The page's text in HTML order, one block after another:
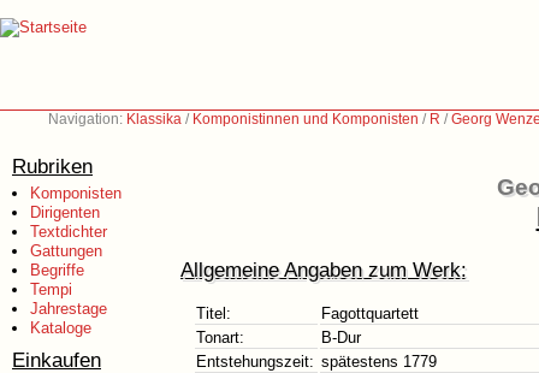
Navigation: Klassika / Komponistinnen und Komponisten / R /Georg
Rubriken
Komponisten
Dirigenten
Textdichter
Gattungen
Begriffe
Tempi
Jahrestage
Kataloge
Einkaufen
Allgemeine Angaben zum Werk:
Titel:
Fagottquartett
Tonart:
B-Dur
Entstehungszeit: spätestens 1779